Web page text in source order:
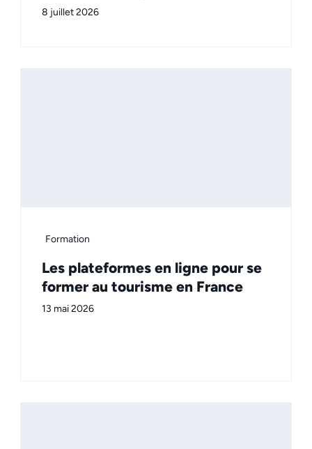
8 juillet 2026
Formation
Les plateformes en ligne pour se
former au tourisme en France
13 mai 2026